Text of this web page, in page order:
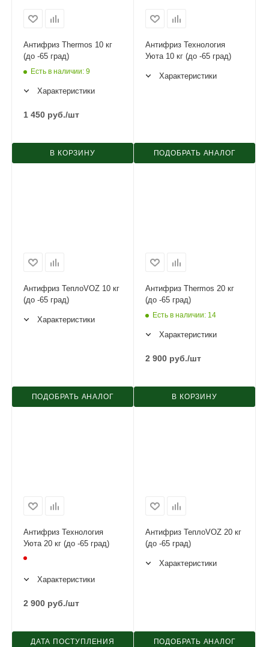
Антифриз Thermos 10 кг
(до -65 град)
Есть в наличии: 9
Характеристики
1 450 руб./шт
В КОРЗИНУ
Антифриз Технология
Уюта 10 кг (до -65 град)
Характеристики
ПОДОБРАТЬ АНАЛОГ
Антифриз ТеплоVOZ 10 кг
(до -65 град)
Характеристики
ПОДОБРАТЬ АНАЛОГ
Антифриз Thermos 20 кг
(до -65 град)
Есть в наличии: 14
Характеристики
2 900 руб./шт
В КОРЗИНУ
Антифриз Технология
Уюта 20 кг (до -65 град)
Характеристики
2 900 руб./шт
ДАТА ПОСТУПЛЕНИЯ
Антифриз ТеплоVOZ 20 кг
(до -65 град)
Характеристики
ПОДОБРАТЬ АНАЛОГ